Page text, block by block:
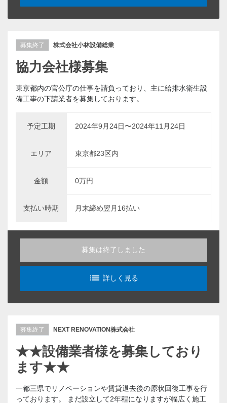
募集終了 株式会社小林設備総業
協力会社様募集
東京都内の官公庁の仕事を請負っており、主に給排水衛生設
備工事の下請業者を募集しております。
予定工期 2024年9月24日〜2024年11月24日
エリア 東京都23区内
金額 0万円
支払い時期 月末締め翌月16払い
募集は終了しました
list_alt
詳しく見る
募集終了 NEXT RENOVATION株式会社
★★設備業者様を募集しており
ます★★
一都三県でリノベーションや賃貸退去後の原状回復工事を行
っております。 まだ設立して2年程になりますが幅広く施工